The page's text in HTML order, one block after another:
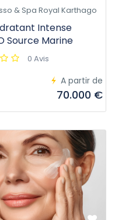
& Spa Royal Karthago
Intense
Source Marine
0 Avis
A partir de
70.000 €